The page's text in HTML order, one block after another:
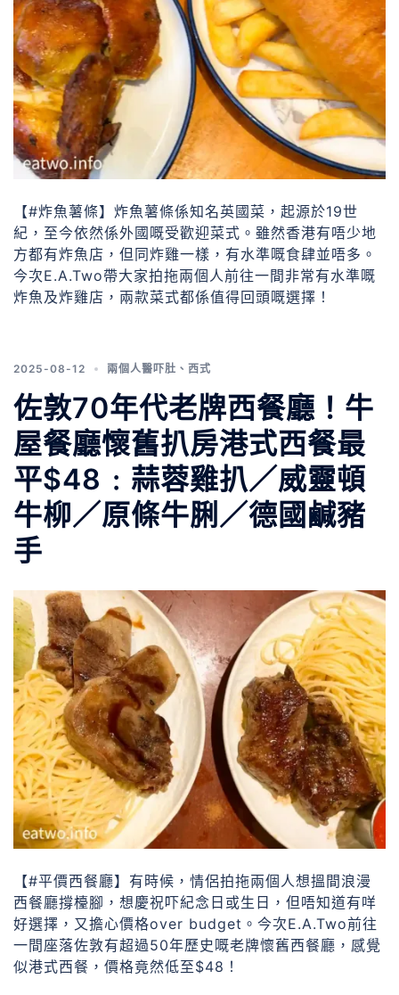
【#炸魚薯條】炸魚薯條係知名英國菜，起源於19世
紀，至今依然係外國嘅受歡迎菜式。雖然香港有唔少地
方都有炸魚店，但同炸雞一樣，有水準嘅食肆並唔多。
今次E.A.Two帶大家拍拖兩個人前往一間非常有水準嘅
炸魚及炸雞店，兩款菜式都係值得回頭嘅選擇！
2025-08-12 兩個人醫吓肚 、 西式
佐敦70年代老牌西餐廳！牛
屋餐廳懷舊扒房港式西餐最
平$48﹕蒜蓉雞扒／威靈頓
牛柳／原條牛脷／德國鹹豬
手
【#平價西餐廳】有時候，情侶拍拖兩個人想搵間浪漫
西餐廳撐檯腳，想慶祝吓紀念日或生日，但唔知道有咩
好選擇，又擔心價格over budget。今次E.A.Two前往
一間座落佐敦有超過50年歷史嘅老牌懷舊西餐廳，感覺
似港式西餐，價格竟然低至$48！